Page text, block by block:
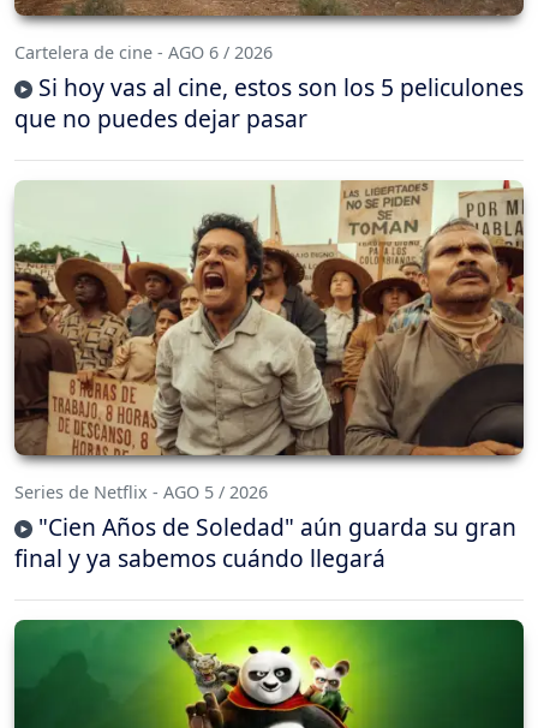
Cartelera de cine - AGO 6 / 2026
Si hoy vas al cine, estos son los 5 peliculones
que no puedes dejar pasar
Series de Netflix - AGO 5 / 2026
"Cien Años de Soledad" aún guarda su gran
final y ya sabemos cuándo llegará